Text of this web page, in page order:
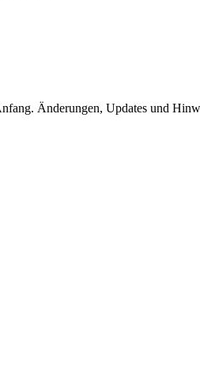
Änderungen, Updates und